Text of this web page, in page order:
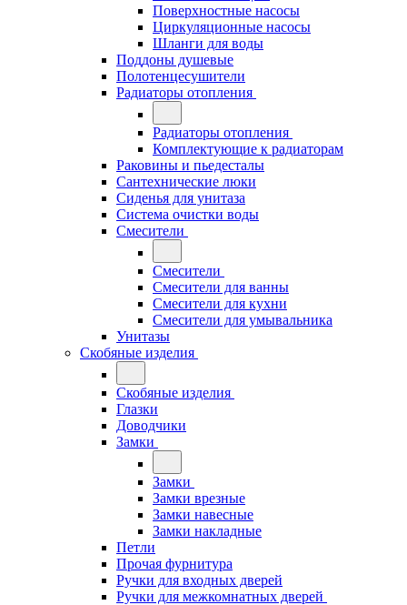
Поверхностные насосы
Циркуляционные насосы
Шланги для воды
Поддоны душевые
Полотенцесушители
Радиаторы отопления
Радиаторы отопления
Комплектующие к радиаторам
Раковины и пьедесталы
Сантехнические люки
Сиденья для унитаза
Система очистки воды
Смесители
Смесители
Смесители для ванны
Смесители для кухни
Смесители для умывальника
Унитазы
Скобяные изделия
Скобяные изделия
Глазки
Доводчики
Замки
Замки
Замки врезные
Замки навесные
Замки накладные
Петли
Прочая фурнитура
Ручки для входных дверей
Ручки для межкомнатных дверей